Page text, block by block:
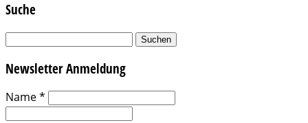
Suche
Suchen
Newsletter Anmeldung
Name*